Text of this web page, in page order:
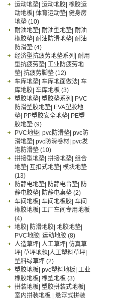
运动地垫| 运动地胶| 橡胶运
动地板| 体育运动垫| 健身房
地垫 (10)
耐油地垫| 耐油型地垫| 耐油
橡胶垫| 耐油防滑地垫| 耐油
防滑垫 (4)
经济型抗疲劳地垫系列| 耐用
型抗疲劳垫| 工业防疲劳地
垫| 抗疲劳脚垫 (12)
车库地垫| 车库地面做法| 车
库地胶| 车库地板 (3)
塑胶地垫| 塑胶垫系列| PVC
防滑塑胶地垫| EVA塑胶地
垫| PP塑胶安全地垫| PE塑
胶地垫 (9)
PVC地垫| pvc防滑垫| pvc防
滑地垫| pvc防滑卷材| pvc发
泡防滑垫 (10)
拼接型地垫| 拼接地垫| 组合
地垫| 互扣式地垫| 模块地垫
(13)
防静电地垫| 防静电台垫| 防
静电胶垫| 防静电桌垫 (2)
车间地板| 车间地板胶| 车间
橡胶地板| 工厂车间专用地板
(4)
地胶| 防滑地胶| 地胶地垫|
PVC地胶| 运动地胶 (8)
人造草坪| 人工草坪| 仿真草
坪| 草坪地毯|人工塑料草坪|
塑料绿草坪 (2)
塑胶地板| pvc塑料地板| 工业
橡胶地板| 橡塑地板 (3)
拼装地板| 塑胶拼装式地板|
室内拼装地板 | 悬浮式拼装